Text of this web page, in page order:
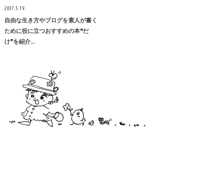
2017.5.19
自由な生き方やブログを素人が書く
ために役に立つおすすめの本❝だ
け❞を紹介…